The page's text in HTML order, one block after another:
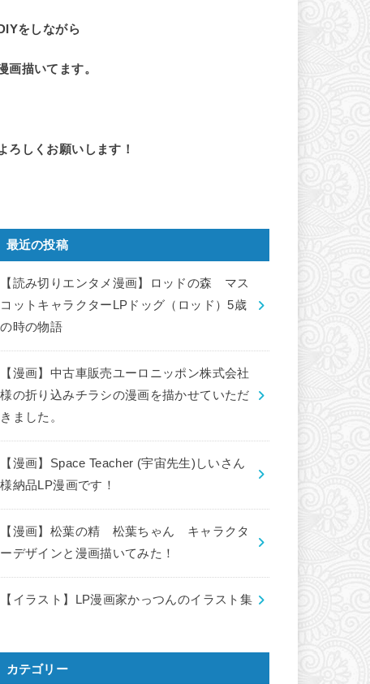
DIYをしながら
画描いてます。
ろしくお願いします！
最近の投稿
【読み切りエンタメ漫画】ロッドの森 マス
コットキャラクターLPドッグ（ロッド）5歳
の時の物語
【漫画】中古車販売ユーロニッポン株式会社
様の折り込みチラシの漫画を描かせていただ
きました。
【漫画】Space Teacher (宇宙先生)しいさん
様納品LP漫画です！
【漫画】松葉の精 松葉ちゃん キャラクタ
ーデザインと漫画描いてみた！
【イラスト】LP漫画家かっつんのイラスト集
カテゴリー